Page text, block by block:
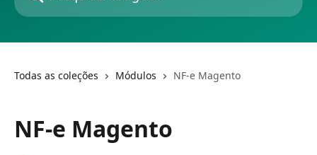
Todas as coleções Módulos NF-e Magento
NF-e Magento